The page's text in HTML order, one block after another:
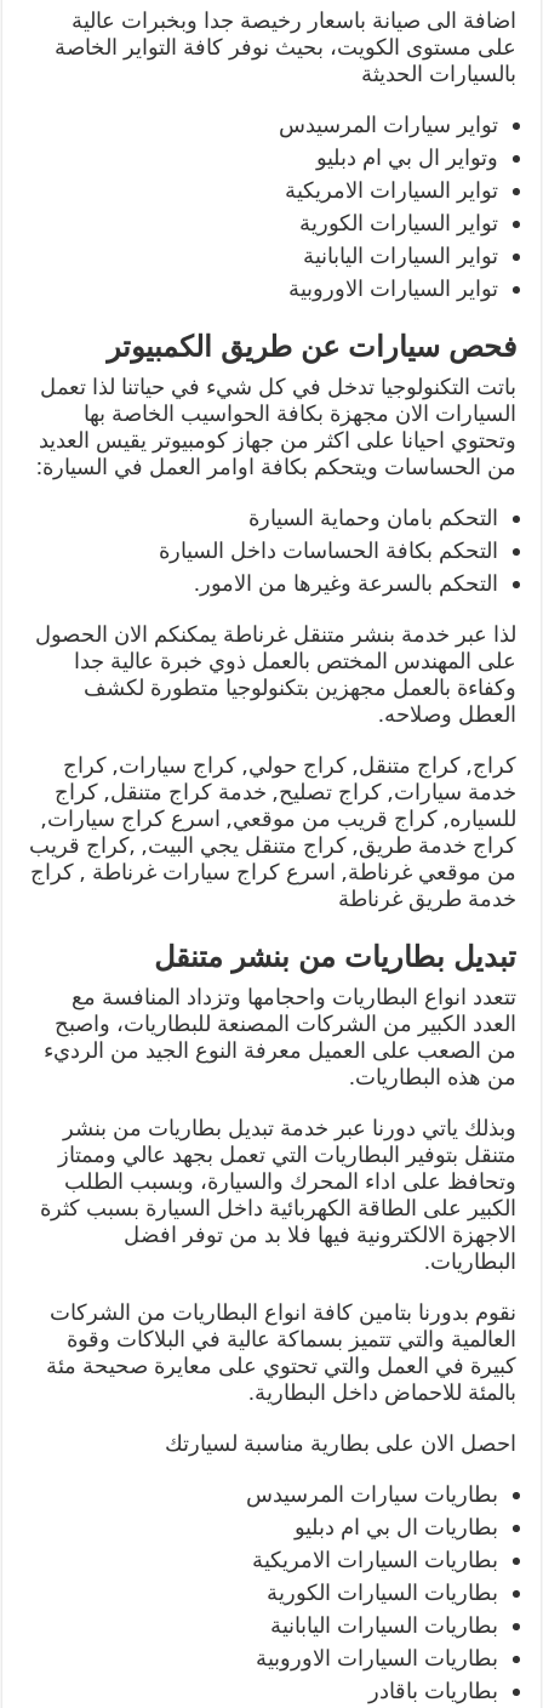
اضافة الى صيانة باسعار رخيصة جدا وبخبرات عالية
على مستوى الكويت، بحيث نوفر كافة التواير الخاصة
بالسيارات الحديثة
تواير سيارات المرسيدس
وتواير ال بي ام دبليو
تواير السيارات الامريكية
تواير السيارات الكورية
تواير السيارات اليابانية
تواير السيارات الاوروبية
فحص سيارات عن طريق الكمبيوتر
باتت التكنولوجيا تدخل في كل شيء في حياتنا لذا تعمل
السيارات الان مجهزة بكافة الحواسيب الخاصة بها
وتحتوي احيانا على اكثر من جهاز كومبيوتر يقيس العديد
من الحساسات ويتحكم بكافة اوامر العمل في السيارة:
التحكم بامان وحماية السيارة
التحكم بكافة الحساسات داخل السيارة
التحكم بالسرعة وغيرها من الامور.
لذا عبر خدمة بنشر متنقل غرناطة يمكنكم الان الحصول
على المهندس المختص بالعمل ذوي خبرة عالية جدا
وكفاءة بالعمل مجهزين بتكنولوجيا متطورة لكشف
العطل وصلاحه.
كراج, كراج متنقل, كراج حولي, كراج سيارات, كراج
خدمة سيارات, كراج تصليح, خدمة كراج متنقل, كراج
للسياره, كراج قريب من موقعي, اسرع كراج سيارات,
كراج خدمة طريق, كراج متنقل يجي البيت, ,كراج قريب
من موقعي غرناطة, اسرع كراج سيارات غرناطة , كراج
خدمة طريق غرناطة
تبديل بطاريات من بنشر متنقل
تتعدد انواع البطاريات واحجامها وتزداد المنافسة مع
العدد الكبير من الشركات المصنعة للبطاريات، واصبح
من الصعب على العميل معرفة النوع الجيد من الرديء
من هذه البطاريات.
وبذلك ياتي دورنا عبر خدمة تبديل بطاريات من بنشر
متنقل بتوفير البطاريات التي تعمل بجهد عالي وممتاز
وتحافظ على اداء المحرك والسيارة، وبسبب الطلب
الكبير على الطاقة الكهربائية داخل السيارة بسبب كثرة
الاجهزة الالكترونية فيها فلا بد من توفر افضل
البطاريات.
نقوم بدورنا بتامين كافة انواع البطاريات من الشركات
العالمية والتي تتميز بسماكة عالية في البلاكات وقوة
كبيرة في العمل والتي تحتوي على معايرة صحيحة مئة
بالمئة للاحماض داخل البطارية.
احصل الان على بطارية مناسبة لسيارتك
بطاريات سيارات المرسيدس
بطاريات ال بي ام دبليو
بطاريات السيارات الامريكية
بطاريات السيارات الكورية
بطاريات السيارات اليابانية
بطاريات السيارات الاوروبية
بطاريات باقادر